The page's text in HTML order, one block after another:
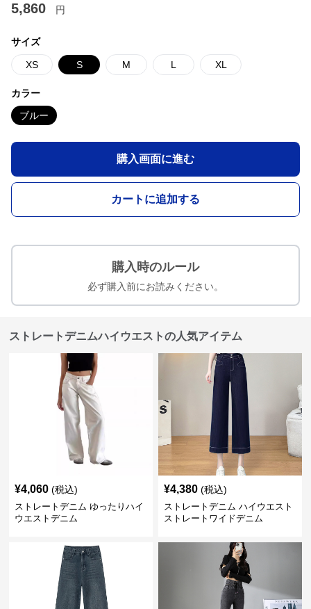
5,860 円
サイズ
XS S M L XL
カラー
ブルー
購入画面に進む
カートに追加する
購入時のルール
必ず購入前にお読みください。
ストレートデニムハイウエストの人気アイテム
¥4,060 (税込)
ストレートデニム ゆったりハイ
ウエストデニム
¥4,380 (税込)
ストレートデニム ハイウエスト
ストレートワイドデニム